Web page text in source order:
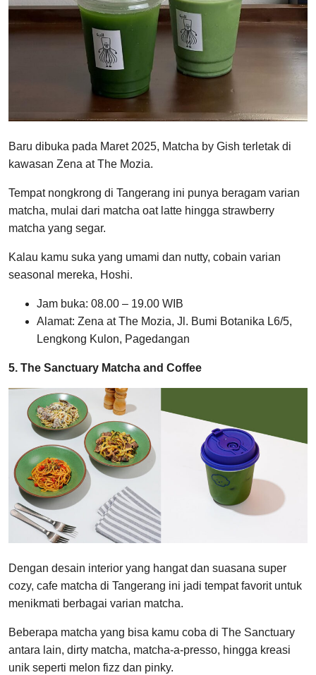
Baru dibuka pada Maret 2025, Matcha by Gish terletak di
kawasan Zena at The Mozia.
Tempat nongkrong di Tangerang ini punya beragam varian
matcha, mulai dari matcha oat latte hingga strawberry
matcha yang segar.
Kalau kamu suka yang umami dan nutty, cobain varian
seasonal mereka, Hoshi.
Jam buka: 08.00 – 19.00 WIB
Alamat: Zena at The Mozia, Jl. Bumi Botanika L6/5,
Lengkong Kulon, Pagedangan
5. The Sanctuary Matcha and Coffee
Dengan desain interior yang hangat dan suasana super
cozy, cafe matcha di Tangerang ini jadi tempat favorit untuk
menikmati berbagai varian matcha.
Beberapa matcha yang bisa kamu coba di The Sanctuary
antara lain, dirty matcha, matcha-a-presso, hingga kreasi
unik seperti melon fizz dan pinky.